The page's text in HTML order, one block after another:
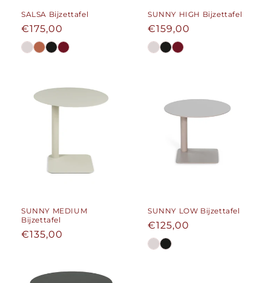
SALSA Bijzettafel
Normale
prijs
€175,00
SUNNY HIGH Bijzettafel
Normale
prijs
€159,00
SUNNY MEDIUM
Bijzettafel
Normale
€135,00
SUNNY LOW Bijzettafel
Normale
prijs
€125,00